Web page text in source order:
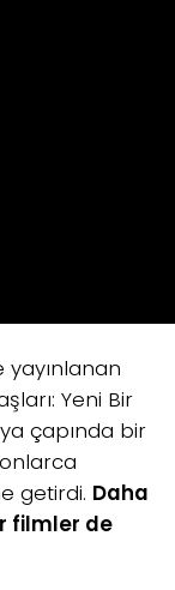
yayınlanan
Yeni Bir
çapında bir
getirdi. Daha
filmler de